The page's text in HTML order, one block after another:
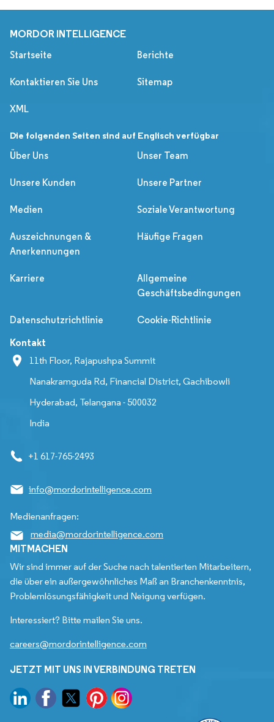
MORDOR INTELLIGENCE
Startseite Berichte
Kontaktieren Sie Uns Sitemap
XML
Die folgenden Seiten sind auf Englisch verfügbar
Über Uns
Unser Team
Unsere Kunden Unsere Partner
Medien Soziale Verantwortung
Auszeichnungen &
Anerkennungen
Häufige Fragen
Karriere
Allgemeine
Geschäftsbedingungen
Datenschutzrichtlinie Cookie-Richtlinie
Kontakt
11th Floor, Rajapushpa Summit
Nanakramguda Rd, Financial District, Gachibowli
Hyderabad, Telangana - 500032
India
+1 617-765-2493
info@mordorintelligence.com
Medienanfragen:
media@mordorintelligence.com
MITMACHEN
Wir sind immer auf der Suche nach talentierten Mitarbeitern,
die über ein außergewöhnliches Maß an Branchenkenntnis,
Problemlösungsfähigkeit und Neigung verfügen.
Interessiert? Bitte mailen Sie uns.
careers@mordorintelligence.com
JETZT MIT UNS IN VERBINDUNG TRETEN